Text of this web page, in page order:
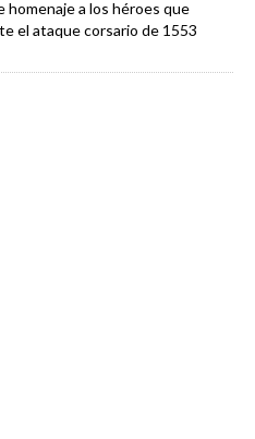
homenaje a los héroes que
el ataque corsario de 1553